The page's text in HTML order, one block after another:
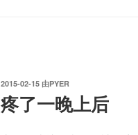
发
于
2015-02-15 由PYER
疼了一晚上后